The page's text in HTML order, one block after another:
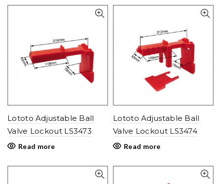
Lototo Adjustable Ball
Valve Lockout LS3473
Read more
Lototo Adjustable Ball
Valve Lockout LS3474
Read more